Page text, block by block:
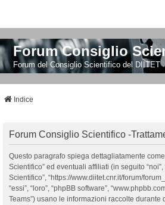
Forum Consiglio
Forum del Consiglio Scientifico del DIITET
Indice
Forum Consiglio Scientifico -
Questo paragrafo spiega dettagliatamente
Scientifico” ed eventuali affiliati (in seguito “noi”,
Scientifico”, “https://www.diitet.cnr.it/forum/
“essi”, “loro”, “phpBB software”,
Teams”) usano le informazioni raccolte durante